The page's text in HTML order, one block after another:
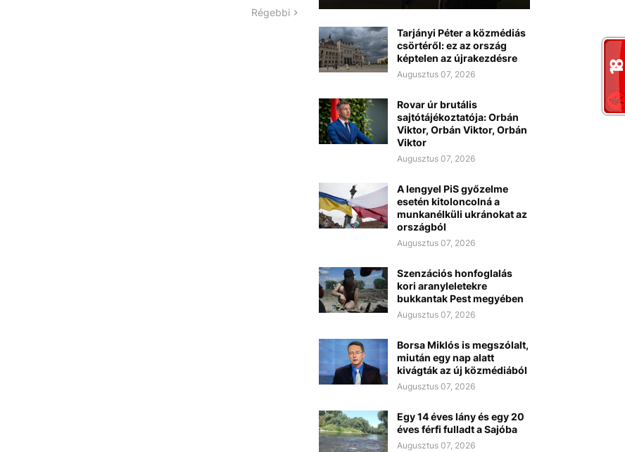
Régebbi
Tarjányi Péter a közmédiás
csörtéről: ez az ország
képtelen az újrakezdésre
Augusztus 07, 2026
Rovar úr brutális
sajtótájékoztatója: Orbán
Viktor, Orbán Viktor, Orbán
Viktor
Augusztus 07, 2026
A lengyel PiS győzelme
esetén kitoloncolná a
munkanélküli ukránokat az
országból
Augusztus 07, 2026
Szenzációs honfoglalás
kori aranyleletekre
bukkantak Pest megyében
Augusztus 07, 2026
Borsa Miklós is megszólalt,
miután egy nap alatt
kivágták az új közmédiából
Augusztus 07, 2026
Egy 14 éves lány és egy 20
éves férfi fulladt a Sajóba
Augusztus 07, 2026